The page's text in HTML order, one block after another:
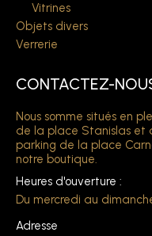
Vitrines
Objets divers
Verrerie
CONTACTEZ-
Nous somme situés en
de la place Stanislas et
parking de la place
notre boutique.
Heures d'ouverture :
Du mercredi au
Adresse